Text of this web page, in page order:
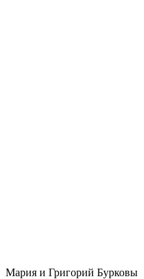
Мария и Григорий Бурковы